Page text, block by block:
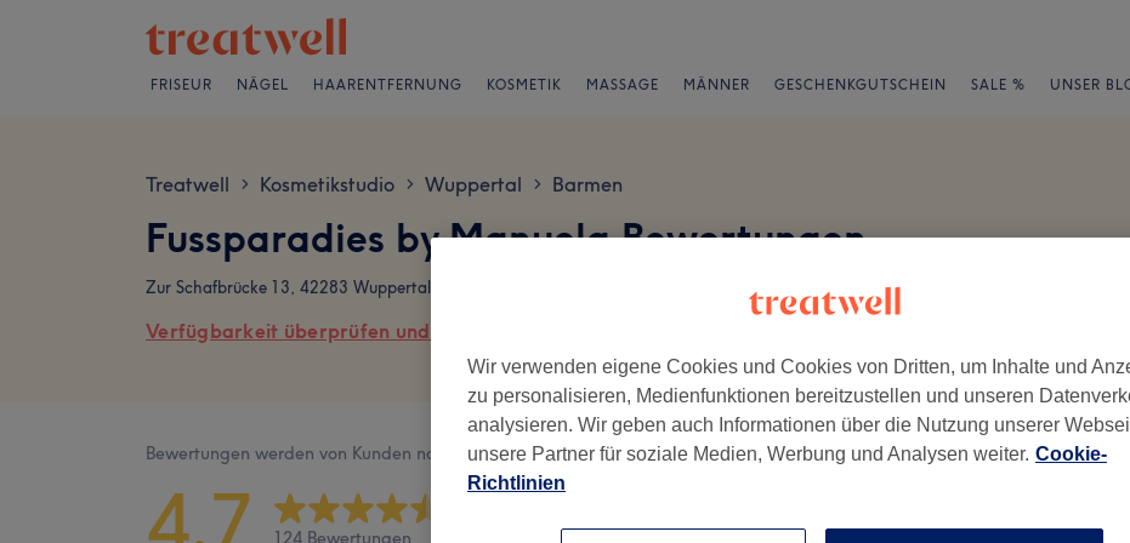
FRISEUR NÄGEL HAARENTFERNUNG KOSMETIK MASSAGE MÄNNER GESCHENKGUTSCHEIN SALE % UNSER
Treatwell > Kosmetikstudio > Wuppertal > Barmen
Fussparadies by Manuela Bewertungen
Zur Schafbrücke 13, 42283 Wuppertal, Deutschland
Verfügbarkeit überprüfen und online buchen
Bewertungen werden von Kunden nach ihrem Besuch geschrieben.
4,7 124 Bewertungen
Wir verwenden eigene Cookies und Cookies von Dritten, um Inhalte und
zu personalisieren, Medienfunktionen bereitzustellen und unseren
analysieren. Wir geben auch Informationen über die Nutzung unserer
unsere Partner für soziale Medien, Werbung und Analysen weiter. Cookie-
Richtlinien